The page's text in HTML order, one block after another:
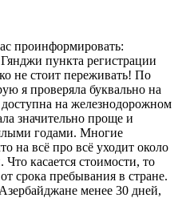
проинформировать:
пункта регистрации
не стоит переживать! По
я проверяла буквально на
на железнодорожном
значительно проще и
годами. Многие
на всё про всё уходит около
касается стоимости, то
срока пребывания в стране.
менее 30 дней,